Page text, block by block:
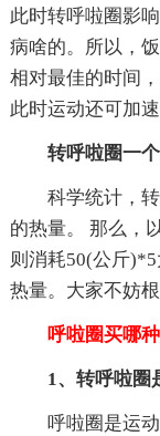
此时转呼啦圈影
病啥的。所以，
相对最佳的时间
此时运动还可加
转呼啦圈一个
科学统计，转
的热量。 那么，
则消耗50(公斤
热量。大家不妨
呼啦圈买哪种
1、转呼啦圈
呼啦圈是运动